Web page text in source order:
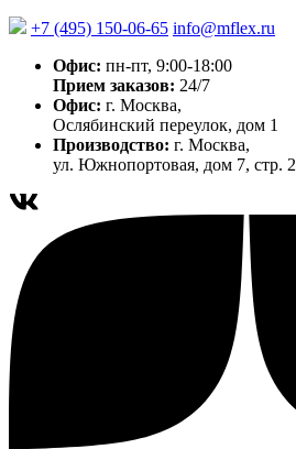
+7 (495) 150-06-65 info@mflex.ru
Офис: пн-пт, 9:00-18:00
Прием заказов: 24/7
Офис: г. Москва,
Ослябинский переулок, дом 1
Производство: г. Москва,
ул. Южнопортовая, дом 7, стр. 2